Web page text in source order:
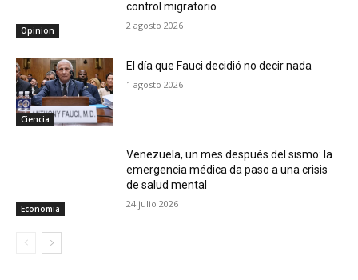
Opinion
control migratorio
2 agosto 2026
Ciencia
El día que Fauci decidió no decir nada
1 agosto 2026
Economia
Venezuela, un mes después del sismo: la
emergencia médica da paso a una crisis
de salud mental
24 julio 2026